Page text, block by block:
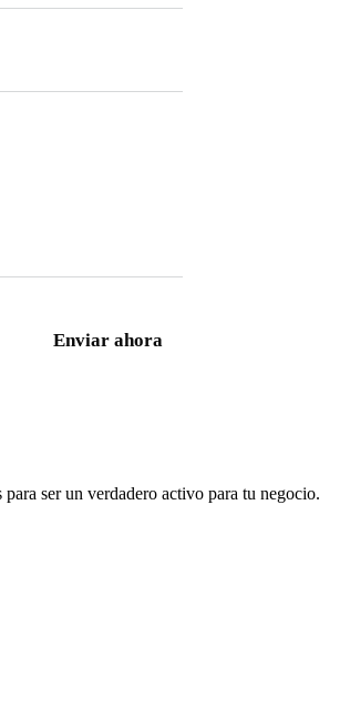
Enviar ahora
ser un verdadero activo para tu negocio.